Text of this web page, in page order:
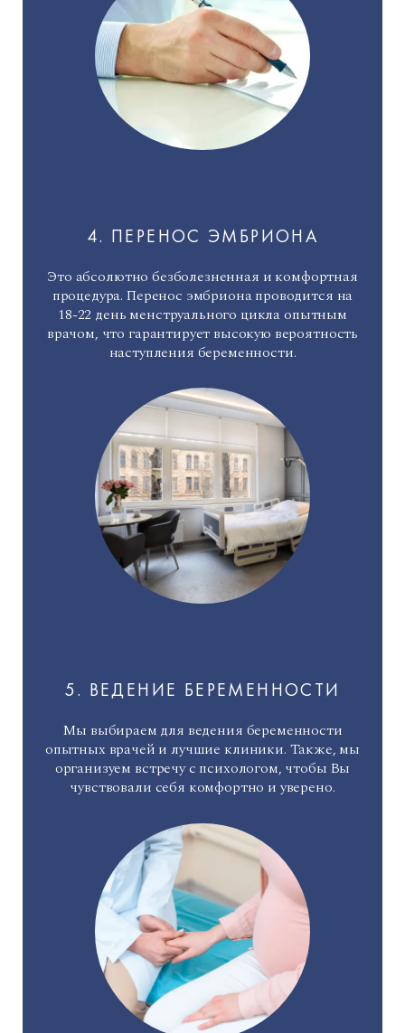
4. ПЕРЕНОС ЭМБРИОНА
Это абсолютно безболезненная и комфортная
процедура. Перенос эмбриона проводится на
18-22 день менструального цикла опытным
врачом, что гарантирует высокую вероятность
наступления беременности.
5. ВЕДЕНИЕ БЕРЕМЕННОСТИ
Мы выбираем для ведения беременности
опытных врачей и лучшие клиники. Также, мы
организуем встречу с психологом, чтобы Вы
чувствовали себя комфортно и уверено.